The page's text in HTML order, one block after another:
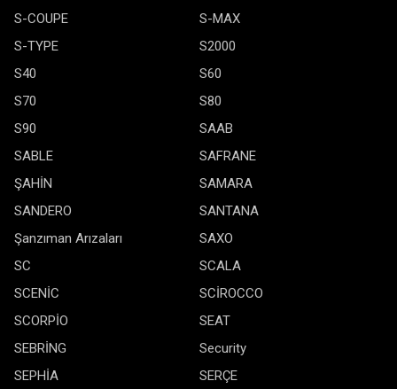
S-COUPE
S-MAX
S-TYPE
S2000
S40
S60
S70
S80
S90
SAAB
SABLE
SAFRANE
ŞAHİN
SAMARA
SANDERO
SANTANA
Şanzıman Arızaları
SAXO
SC
SCALA
SCENİC
SCİROCCO
SCORPİO
SEAT
SEBRİNG
Security
SEPHİA
SERÇE